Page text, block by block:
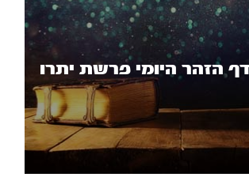
הזהר היומי פרשת יתרו